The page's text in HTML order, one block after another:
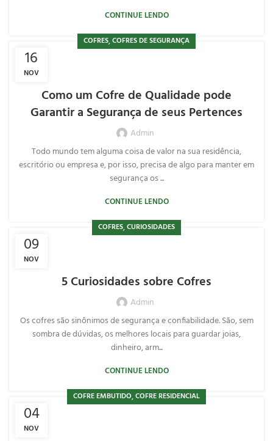
CONTINUE LENDO
16
NOV
COFRES,COFRES DE SEGURANÇA
Como um Cofre de Qualidade pode
Garantir a Segurança de seus Pertences
Admin
Todo mundo tem alguma coisa de valor na sua residência,
escritório ou empresa e, por isso, precisa de algo para manter em
segurança os ...
CONTINUE LENDO
09
NOV
COFRES,CURIOSIDADES
5 Curiosidades sobre Cofres
Admin
Os cofres são sinônimos de segurança e confiabilidade. São, sem
sombra de dúvidas, os melhores locais para guardar joias,
dinheiro, arm...
CONTINUE LENDO
04
NOV
COFRE EMBUTIDO,COFRE RESIDENCIAL